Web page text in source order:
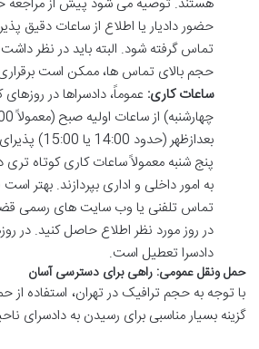
حضور دادیار یا اطلاع از ساعات دقیق
تماس گرفته شود. البته باید در نظر
حجم بالای تماس ها، ممکن است برقراری
ساعات کاری: عموماً، دادسراها در
بعدازظهر
پنج شنبه معمولاً ساعات کاری کوتاه
به امور داخلی و اداری بپردازند. بهتر
تماس تلفنی یا وب سایت های رسمی
در روز مورد نظر اطلاع حاصل کنید. در
دادسرا تعطیل است.
حمل ونقل عمومی: راهی برای دسترسی آسان
با توجه به حجم ترافیک در تهران، استفاده
گزینه بسیار مناسبی برای رسیدن به دادسرای ناحیه 27